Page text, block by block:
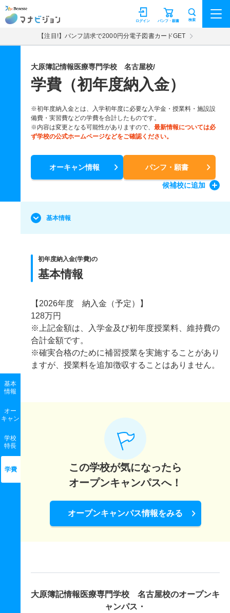
マナビジョン パンフ・願書
ログイン 検索
【注目!】パンフ請求で2000円分電子図書カードGET
大原簿記情報医療専門学校 名古屋校/
学費（初年度納入金）
※初年度納入金とは、入学初年度に必要な入学金・授業料・施設設
備費・実習費などの学費を合計したものです。
※内容は変更となる可能性がありますので、 最新情報については必
ず学校の公式ホームページなどをご確認ください。
オーキャン情報 パンフ・願書
候補校に追加
基本
情報
オー
キャン
学校
特長
学費
基本情報
初年度納入金(学費)の
基本情報
【2026年度 納入金（予定）】
128万円
※上記金額は、入学金及び初年度授業料、維持費の
合計金額です。
※確実合格のために補習授業を実施することがあり
ますが、授業料を追加徴収することはありません。
この学校が気になったら
オープンキャンパスへ！
オープンキャンパス情報をみる
大原簿記情報医療専門学校 名古屋校のオープンキ
ャンパス・